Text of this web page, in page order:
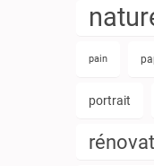
pain
portrait